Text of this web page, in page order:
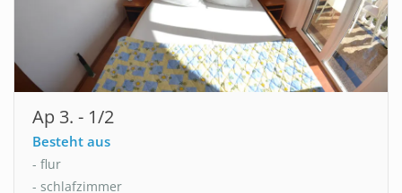
Ap 3. - 1/2
Besteht aus
- flur
- schlafzimmer